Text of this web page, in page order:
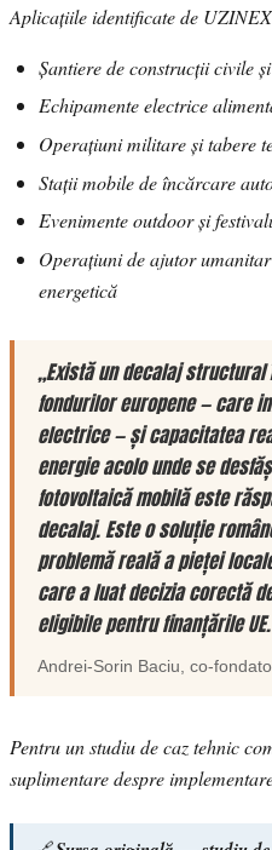
Aplicațiile identificate de
Șantiere de construcții civile
Echipamente electrice
Operațiuni militare și tabere
Stații mobile de încărcare
Evenimente outdoor și
Operațiuni de ajutor
energetică
„Există un decalaj
fondurilor europene — care
electrice — și capacitatea
energie acolo unde se
fotovoltaică mobilă este
decalaj. Este o soluție
problemă reală a pieței
care a luat decizia corectă
eligibile pentru finanțările
Andrei-Sorin Baciu, co-
Pentru un studiu de caz tehnic
suplimentare despre